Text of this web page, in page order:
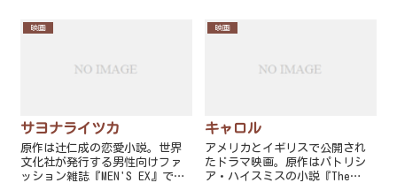
映画
サヨナライツカ
原作は辻仁成の恋愛小説。世界
文化社が発行する男性向けファ
ッション雑誌『MEN'S EX』で
映画
キャロル
アメリカとイギリスで公開され
たドラマ映画。原作はパトリシ
ア・ハイスミスの小説『The